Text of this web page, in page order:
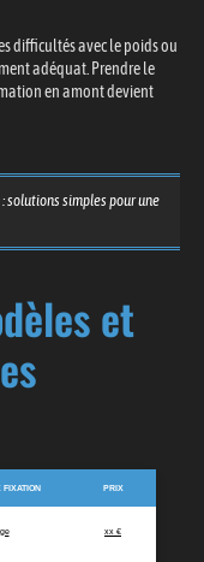
difficultés avec le poids ou
adéquat. Prendre le
en amont devient
solutions simples pour une
et
FIXATION PRIX
xx €